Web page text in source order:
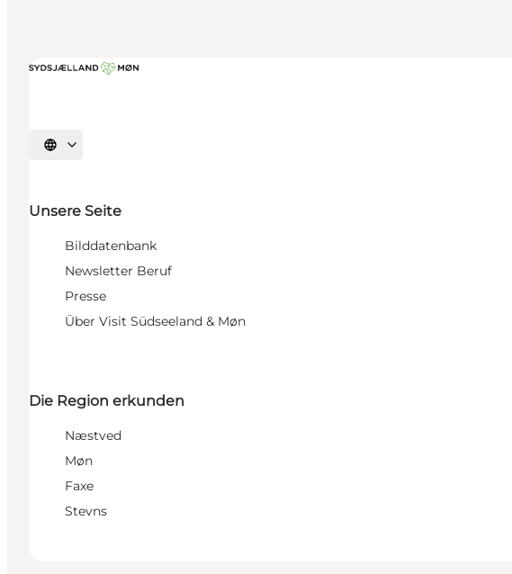
Sprache auswählen
Unsere Seite
Bilddatenbank
Newsletter Beruf
Presse
Über Visit Südseeland & Møn
Die Region erkunden
Næstved
Møn
Faxe
Stevns